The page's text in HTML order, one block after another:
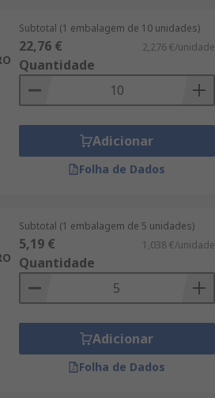
Subtotal (1 embalagem de 10 unidades)
22,76 € 2,276 €/unidade
Quantidade
Adicionar
Folha de Dados
Subtotal (1 embalagem de 5 unidades)
5,19 € 1,038 €/unidade
Quantidade
Adicionar
Folha de Dados